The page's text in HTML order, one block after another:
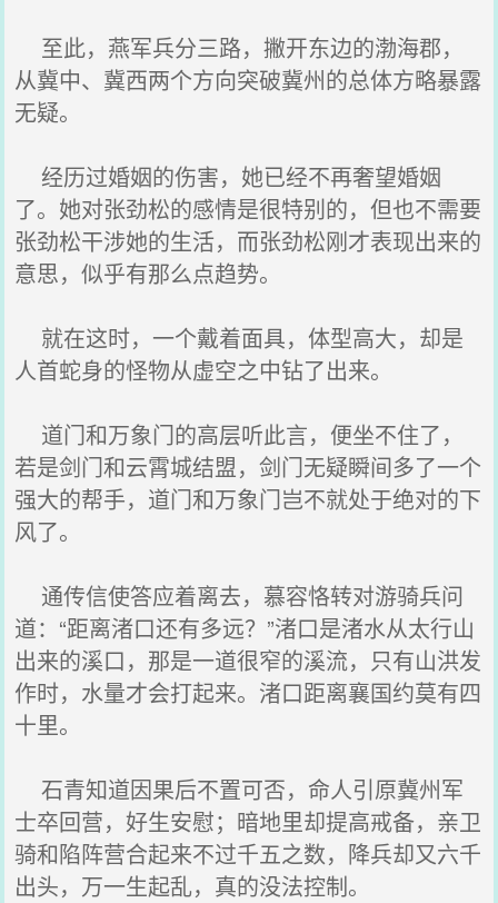
至此，燕军兵分三路，撇开东边的渤海郡，
从冀中、冀西两个方向突破冀州的总体方略暴露
无疑。
经历过婚姻的伤害，她已经不再奢望婚姻
了。她对张劲松的感情是很特别的，但也不需要
张劲松干涉她的生活，而张劲松刚才表现出来的
意思，似乎有那么点趋势。
就在这时，一个戴着面具，体型高大，却是
人首蛇身的怪物从虚空之中钻了出来。
道门和万象门的高层听此言，便坐不住了，
若是剑门和云霄城结盟，剑门无疑瞬间多了一个
强大的帮手，道门和万象门岂不就处于绝对的下
风了。
通传信使答应着离去，慕容恪转对游骑兵问
道：“距离渚口还有多远？”渚口是渚水从太行山
出来的溪口，那是一道很窄的溪流，只有山洪发
作时，水量才会打起来。渚口距离襄国约莫有四
十里。
石青知道因果后不置可否，命人引原冀州军
士卒回营，好生安慰；暗地里却提高戒备，亲卫
骑和陷阵营合起来不过千五之数，降兵却又六千
出头，万一生起乱，真的没法控制。